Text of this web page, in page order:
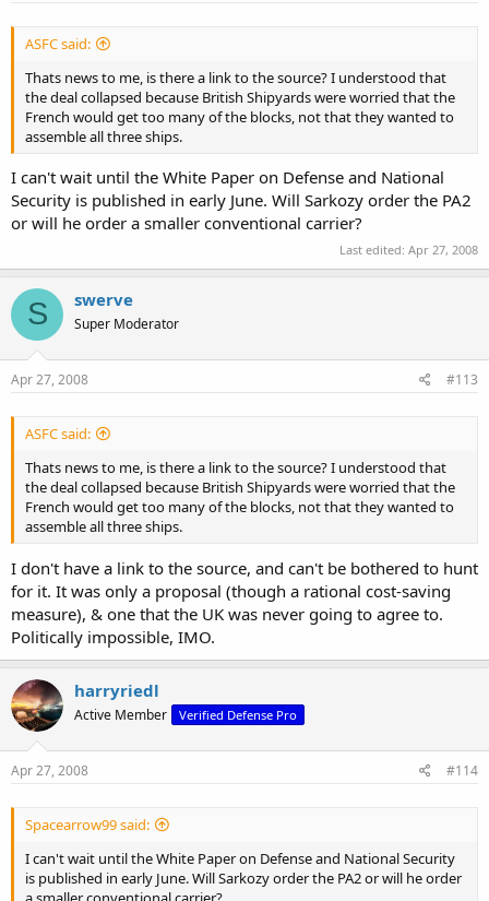
ASFC said:
Thats news to me, is there a link to the source? I understood that
the deal collapsed because British Shipyards were worried that the
French would get too many of the blocks, not that they wanted to
assemble all three ships.
I can't wait until the White Paper on Defense and National
Security is published in early June. Will Sarkozy order the PA2
or will he order a smaller conventional carrier?
Last edited: Apr 27, 2008
S swerve
Super Moderator
Apr 27, 2008 #113
ASFC said:
Thats news to me, is there a link to the source? I understood that
the deal collapsed because British Shipyards were worried that the
French would get too many of the blocks, not that they wanted to
assemble all three ships.
I don't have a link to the source, and can't be bothered to hunt
for it. It was only a proposal (though a rational cost-saving
measure), & one that the UK was never going to agree to.
Politically impossible, IMO.
harryriedl
Active Member Verified Defense Pro
Apr 27, 2008 #114
Spacearrow99 said:
I can't wait until the White Paper on Defense and National Security
is published in early June. Will Sarkozy order the PA2 or will he order